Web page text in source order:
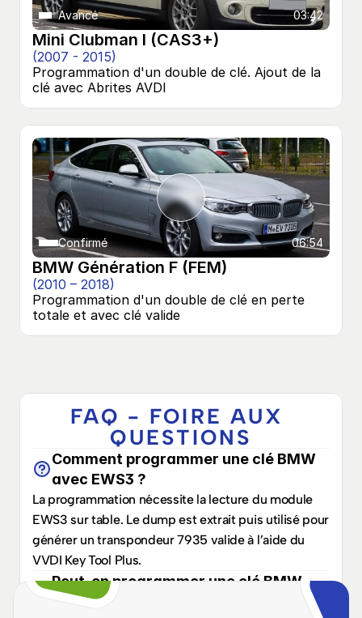
03:42
Avancé
Mini Clubman I (CAS3+)
(2007 - 2015)
Programmation d'un double de clé. Ajout de la
clé avec Abrites AVDI
06:54
Confirmé
BMW Génération F (FEM)
(2010 – 2018)
Programmation d'un double de clé en perte
totale et avec clé valide
FAQ - FOIRE AUX
QUESTIONS
Comment programmer une clé BMW
avec EWS3 ?
La programmation nécessite la lecture du module
EWS3 sur table. Le dump est extrait puis utilisé pour
générer un transpondeur 7935 valide à l’aide du
VVDI Key Tool Plus.
Peut-on programmer une clé BMW
EWS3 par la prise OBD ?